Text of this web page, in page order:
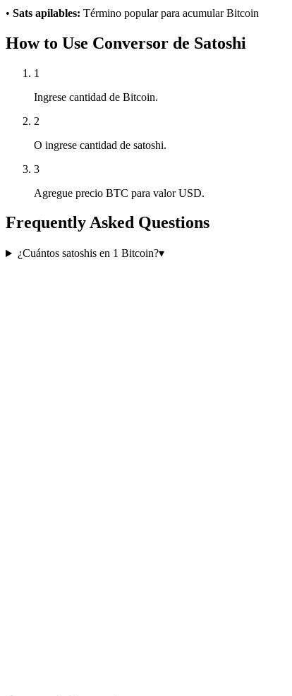
• Sats apilables: Término popular para acumular Bitcoin
How to Use Conversor de Satoshi
1
Ingrese cantidad de Bitcoin.
2
O ingrese cantidad de satoshi.
3
Agregue precio BTC para valor USD.
Frequently Asked Questions
¿Cuántos satoshis en 1 Bitcoin?▾